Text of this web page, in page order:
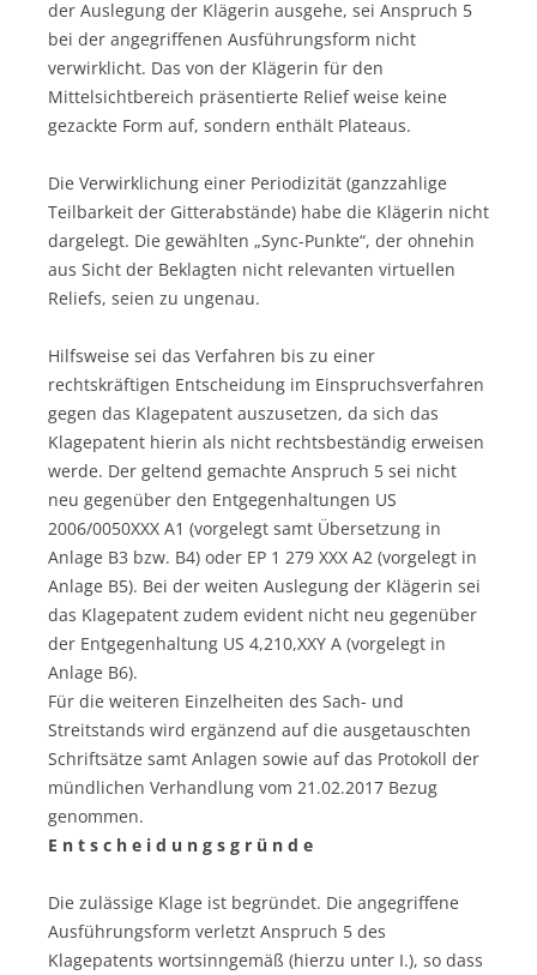
der Auslegung der Klägerin ausgehe, sei Anspruch 5
bei der angegriffenen Ausführungsform nicht
verwirklicht. Das von der Klägerin für den
Mittelsichtbereich präsentierte Relief weise keine
gezackte Form auf, sondern enthält Plateaus.
Die Verwirklichung einer Periodizität (ganzzahlige
Teilbarkeit der Gitterabstände) habe die Klägerin nicht
dargelegt. Die gewählten „Sync-Punkte“, der ohnehin
aus Sicht der Beklagten nicht relevanten virtuellen
Reliefs, seien zu ungenau.
Hilfsweise sei das Verfahren bis zu einer
rechtskräftigen Entscheidung im Einspruchsverfahren
gegen das Klagepatent auszusetzen, da sich das
Klagepatent hierin als nicht rechtsbeständig erweisen
werde. Der geltend gemachte Anspruch 5 sei nicht
neu gegenüber den Entgegenhaltungen US
2006/0050XXX A1 (vorgelegt samt Übersetzung in
Anlage B3 bzw. B4) oder EP 1 279 XXX A2 (vorgelegt in
Anlage B5). Bei der weiten Auslegung der Klägerin sei
das Klagepatent zudem evident nicht neu gegenüber
der Entgegenhaltung US 4,210,XXY A (vorgelegt in
Anlage B6).
Für die weiteren Einzelheiten des Sach- und
Streitstands wird ergänzend auf die ausgetauschten
Schriftsätze samt Anlagen sowie auf das Protokoll der
mündlichen Verhandlung vom 21.02.2017 Bezug
genommen.
E n t s c h e i d u n g s g r ü n d e
Die zulässige Klage ist begründet. Die angegriffene
Ausführungsform verletzt Anspruch 5 des
Klagepatents wortsinngemäß (hierzu unter I.), so dass